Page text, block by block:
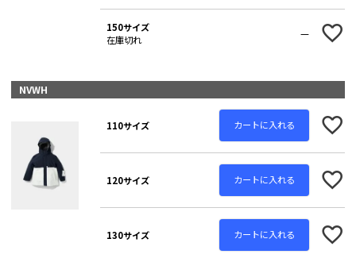
150サイズ
在庫切れ
—
NVWH
110サイズ カートに入れる
120サイズ カートに入れる
130サイズ カートに入れる